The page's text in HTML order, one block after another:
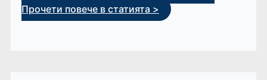
Прочети повече в статията >